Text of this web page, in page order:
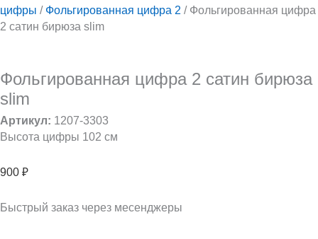
цифры / Фольгированная цифра 2 / Фольгированная цифра
2 сатин бирюза slim
Фольгированная цифра 2 сатин бирюза
slim
Артикул: 1207-3303
Высота цифры 102 см
900 ₽
Быстрый заказ через месенджеры